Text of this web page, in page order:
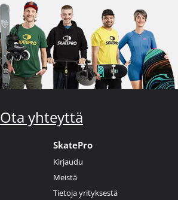
Ota yhteyttä
SkatePro
Kirjaudu
Meistä
Tietoja yrityksestä